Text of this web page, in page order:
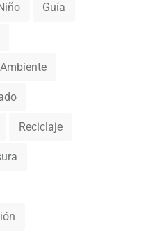
Guía
Reciclaje